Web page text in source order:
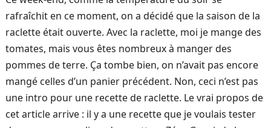
rafraîchit en ce moment, on a décidé que la saison de la
raclette était ouverte. Avec la raclette, moi je mange des
tomates, mais vous êtes nombreux à manger des
pommes de terre. Ça tombe bien, on n’avait pas encore
mangé celles d’un panier précédent. Non, ceci n’est pas
une intro pour une recette de raclette. Le vrai propos de
cet article arrive : il y a une recette que je voulais tester